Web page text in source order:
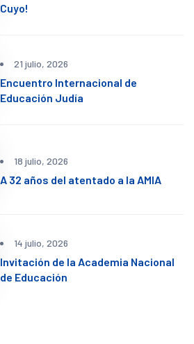
Cuyo!
21 julio, 2026
Encuentro Internacional de
Educación Judía
18 julio, 2026
A 32 años del atentado a la AMIA
14 julio, 2026
Invitación de la Academia Nacional
de Educación